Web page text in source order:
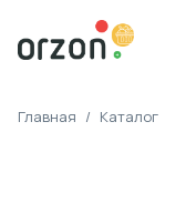
Главная / Каталог